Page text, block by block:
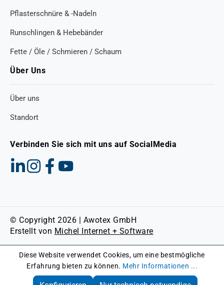
Pflasterschnüre & -Nadeln
Runschlingen & Hebebänder
Fette / Öle / Schmieren / Schaum
Über Uns
Über uns
Standort
Verbinden Sie sich mit uns auf SocialMedia
© Copyright 2026 | Awotex GmbH
Erstellt von Michel Internet + Software
Diese Website verwendet Cookies, um eine bestmögliche
Erfahrung bieten zu können. Mehr Informationen ...